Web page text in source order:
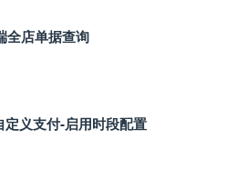
全店单据查询
义支付‑启用时段配置